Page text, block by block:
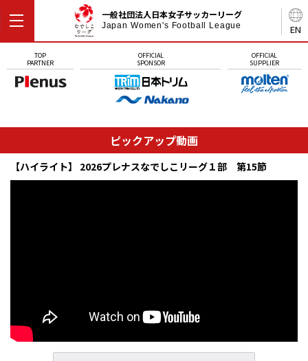
EN
一般社団法人日本女子サッカーリーグ
Japan Women's Football League
TOP
PARTNER
OFFICIAL
SPONSOR
OFFICIAL
SUPPLIER
ピックアップ動画
【ハイライト】 2026プレナスなでしこリーグ１部 第15節